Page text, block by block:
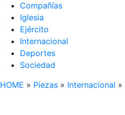
Compañías
Iglesia
Ejército
Internacional
Deportes
Sociedad
HOME » Piezas » Internacional »